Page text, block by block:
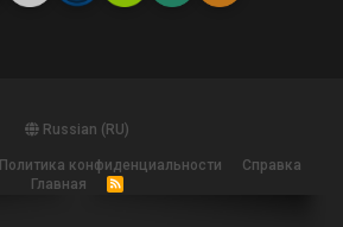
Russian (RU)
Политика конфиденциальности
Справка
Главная
R